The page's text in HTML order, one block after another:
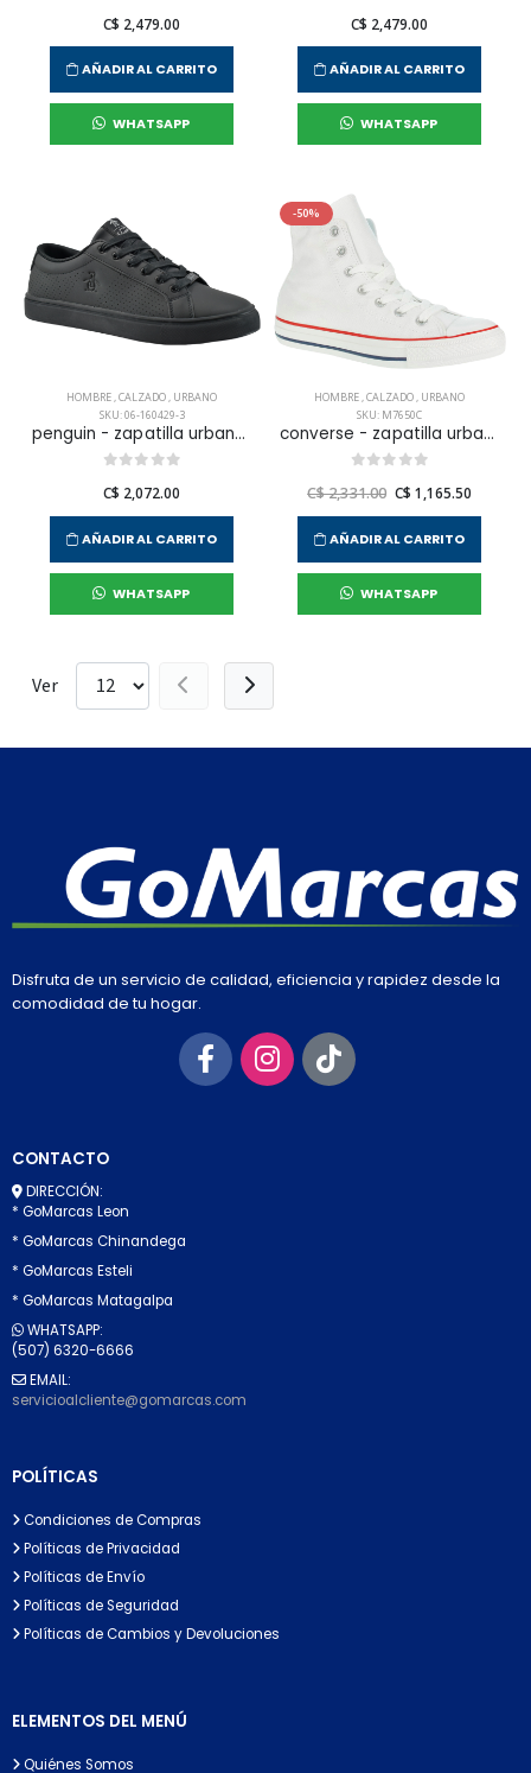
C$ 2,479.00
AÑADIR AL CARRITO
WHATSAPP
C$ 2,479.00
AÑADIR AL CARRITO
WHATSAPP
HOMBRE,CALZADO, URBANO
SKU: 06-160429-3
penguin - zapatilla urbana terrest para hombre
C$ 2,072.00
AÑADIR AL CARRITO
WHATSAPP
-50%
HOMBRE,CALZADO, URBANO
SKU: M7650C
converse - zapatilla urbana chuck taylor all star core hi para hombre
C$ 2,331.00 C$ 1,165.50
AÑADIR AL CARRITO
WHATSAPP
Ver
Disfruta de un servicio de calidad, eficiencia y rapidez desde la
comodidad de tu hogar.
CONTACTO
DIRECCIÓN:
* GoMarcas Leon
* GoMarcas Chinandega
* GoMarcas Esteli
* GoMarcas Matagalpa
WHATSAPP:
(507) 6320-6666
EMAIL:
servicioalcliente@gomarcas.com
POLÍTICAS
Condiciones de Compras
Políticas de Privacidad
Políticas de Envío
Políticas de Seguridad
Políticas de Cambios y Devoluciones
ELEMENTOS DEL MENÚ
Quiénes Somos